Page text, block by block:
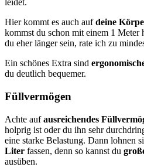
leidet.
Hier kommt es auch aufdeine
kommst du schon mit einem 1
du eher länger sein, rate ich zu
Ein schönes Extra sind
du deutlich bequemer.
Füllvermögen
Achte aufausreichendes
holprig ist oder du ihn sehr
eine starke Belastung. Dann lohnen
Liter fassen, denn so kannst du
ausüben.